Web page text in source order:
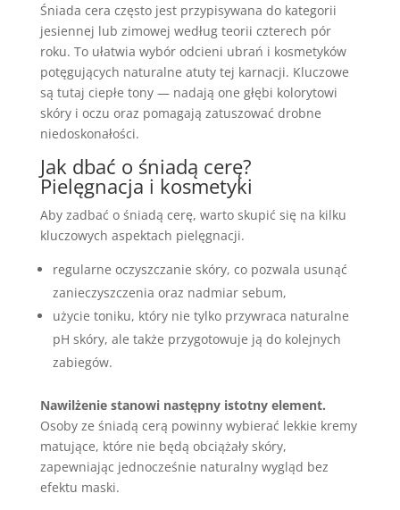
Śniada cera często jest przypisywana do kategorii
jesiennej lub zimowej według teorii czterech pór
roku. To ułatwia wybór odcieni ubrań i kosmetyków
potęgujących naturalne atuty tej karnacji. Kluczowe
są tutaj ciepłe tony — nadają one głębi kolorytowi
skóry i oczu oraz pomagają zatuszować drobne
niedoskonałości.
Jak dbać o śniadą cerę?
Pielęgnacja i kosmetyki
Aby zadbać o śniadą cerę, warto skupić się na kilku
kluczowych aspektach pielęgnacji.
regularne oczyszczanie skóry, co pozwala usunąć
zanieczyszczenia oraz nadmiar sebum,
użycie toniku, który nie tylko przywraca naturalne
pH skóry, ale także przygotowuje ją do kolejnych
zabiegów.
Nawilżenie stanowi następny istotny element.
Osoby ze śniadą cerą powinny wybierać lekkie kremy
matujące, które nie będą obciążały skóry,
zapewniając jednocześnie naturalny wygląd bez
efektu maski.